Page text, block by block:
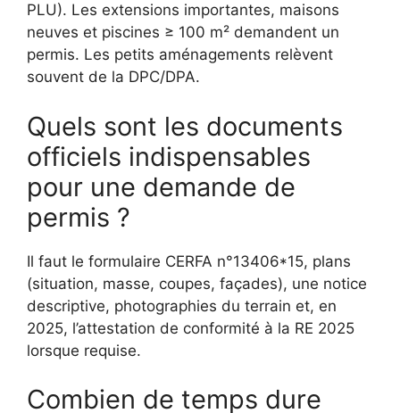
PLU). Les extensions importantes, maisons
neuves et piscines ≥ 100 m² demandent un
permis. Les petits aménagements relèvent
souvent de la DPC/DPA.
Quels sont les documents
officiels indispensables
pour une demande de
permis ?
Il faut le formulaire CERFA n°13406*15, plans
(situation, masse, coupes, façades), une notice
descriptive, photographies du terrain et, en
2025, l’attestation de conformité à la RE 2025
lorsque requise.
Combien de temps dure